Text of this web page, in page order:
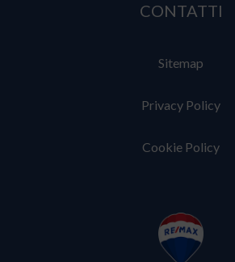
CONTATTI
Sitemap
Privacy Policy
Cookie Policy